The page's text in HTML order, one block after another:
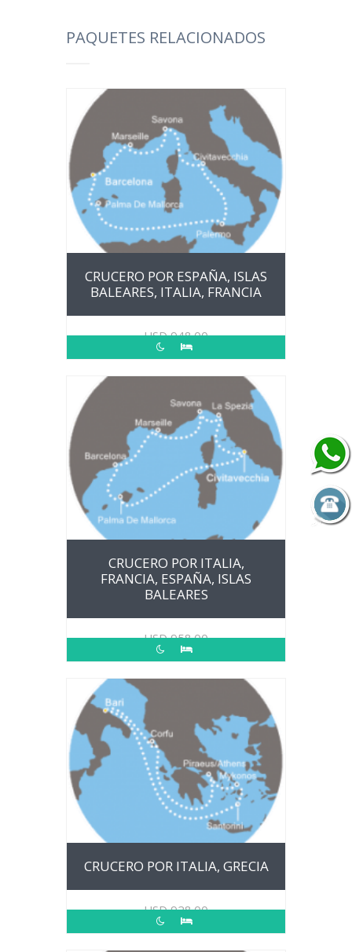
PAQUETES RELACIONADOS
CRUCERO POR ESPAÑA, ISLAS
BALEARES, ITALIA, FRANCIA
USD948.00
CRUCERO POR ITALIA,
FRANCIA, ESPAÑA, ISLAS
BALEARES
USD958.00
CRUCERO POR ITALIA, GRECIA
USD928.00